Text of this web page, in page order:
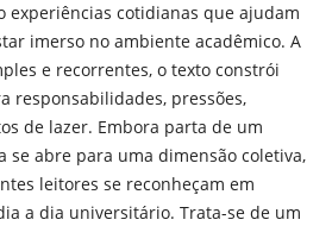
experiências cotidianas que ajudam
imerso no ambiente acadêmico. A
e recorrentes, o texto constrói
responsabilidades, pressões,
de lazer. Embora parta de um
se abre para uma dimensão coletiva,
leitores se reconheçam em
a dia universitário. Trata-se de um